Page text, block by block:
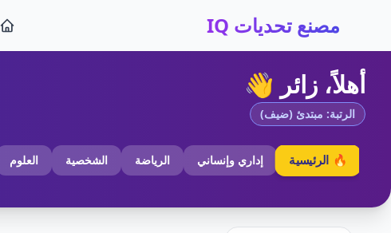
مصنع تحديات IQ
أهلاً، زائر 👋
الرتبة: مبتدئ (ضيف)
🔥 الرئيسية إداري وإنساني الرياضة الشخصية العلوم